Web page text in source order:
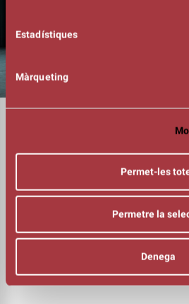
Estadístiques
Màrqueting
Permet-les
Permetre la
Denega
Xavi Francès, Aitor Galisteo-
López, Marc Rius i Júlia Truyol
DIRECCIÓ
Joan Yago